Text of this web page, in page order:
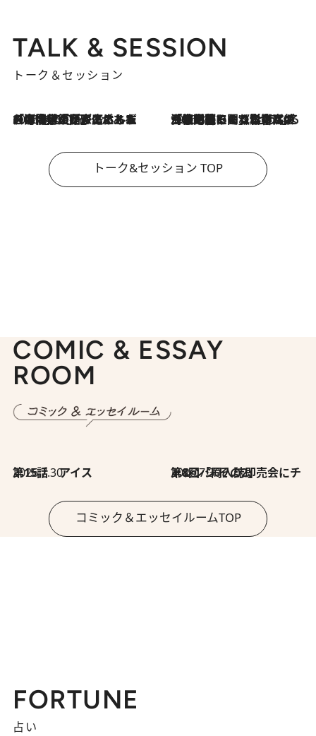
TALK & SESSION
トーク＆セッション
2026.8.3
「今後値上げがあるとすれば…」「リスクがあるのは今年の冬」エネルギー専門家が語る、ホルムズ海峡封鎖が家庭にもたらす“ある心配” 2026.8.3
「住宅建てられない…」「サーチャージ料の高値が続いている」ホルムズ海峡封鎖による影響はいつまで続く？《エネルギー専門家に聞く“どうなる日本の暮らし”》
トーク&セッション TOP
COMIC & ESSAY
ROOM
2026.7.30
第15話 アイス 2026.7.30
第8回「同人誌即売会にチャレンジ その2」
コミック＆エッセイルームTOP
FORTUNE
占い